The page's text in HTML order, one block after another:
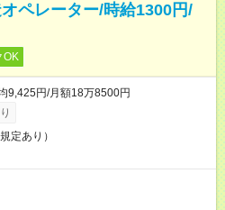
ペレーター/時給1300円/
OK
円/月額18万8500円
定あり）